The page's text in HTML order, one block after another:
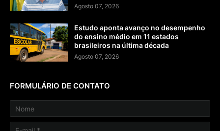
Agosto 07, 2026
Estudo aponta avanço no desempenho
do ensino médio em 11 estados
brasileiros na última década
Agosto 07, 2026
FORMULÁRIO DE CONTATO